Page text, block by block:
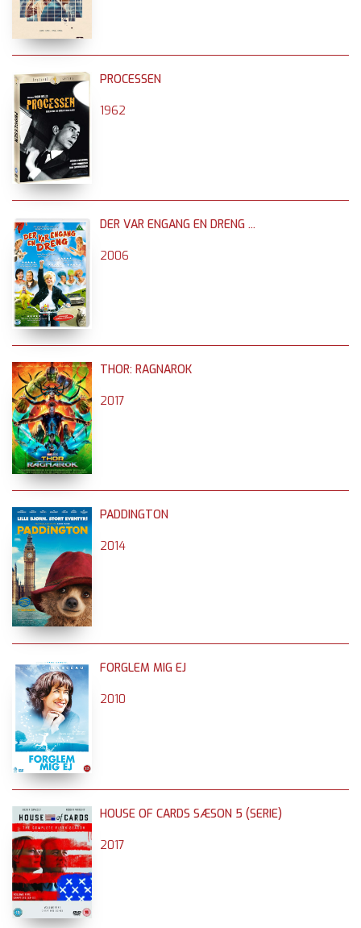
PROCESSEN
1962
DER VAR ENGANG EN DRENG ...
2006
THOR: RAGNAROK
2017
PADDINGTON
2014
FORGLEM MIG EJ
2010
HOUSE OF CARDS SÆSON 5 (SERIE)
2017